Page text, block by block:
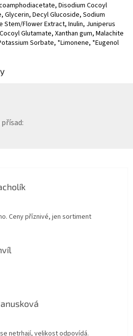
Disodium Cocoyl
Glycerin, Decyl Glucoside, Sodium
Stem/Flower Extract, Inulin, Juniperus
Glutamate, Xanthan gum, Malachite
Sorbate, *Limonene, *Eugenol
:
je 4 z 5 hvězdiček.
Ceny příznivé, jen sortiment
je 5 z 5 hvězdiček.
je 5 z 5 hvězdiček.
netrhají, velikost odpovídá.